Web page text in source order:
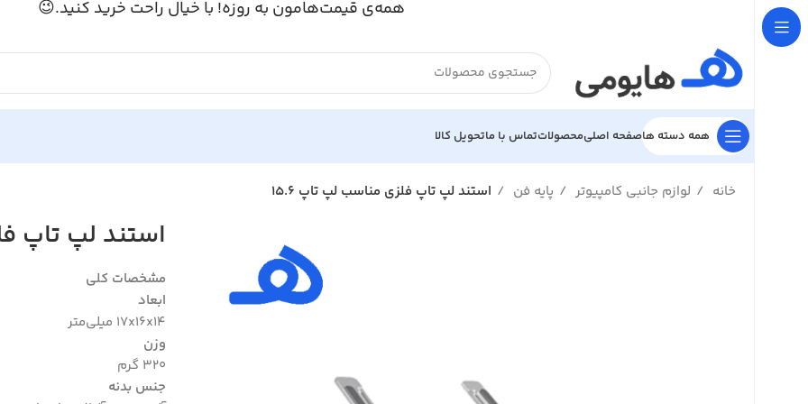
همه‌ی قیمت‌هامون به روزه! با خیال راحت خرید کنید.😉
همه دسته هاصفحه اصلیمحصولاتتماس با ماتحویل کالا
خانه لوازم جانبی کامپیوتر پایه فن استند لپ تاپ فلزی مناسب لپ تاپ 15.6
استند لپ تاپ
مشخصات کلی
ابعاد
17x16x14 میلی‌متر
وزن
320 گرم
جنس بدنه